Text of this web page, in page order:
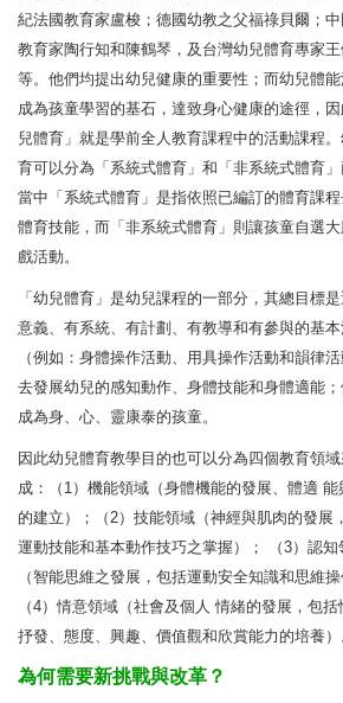
紀法國教育家盧梭；德國幼教之父福祿貝爾；
教育家陶行知和陳鶴琴，及台灣幼兒體育專家王
等。他們均提出幼兒健康的重要性；而幼兒體
成為孩童學習的基石，達致身心健康的途徑，
兒體育」就是學前全人教育課程中的活動課程
育可以分為「系統式體育」和「非系統式體育」
當中「系統式體育」是指依照已編訂的體育課
體育技能，而「非系統式體育」則讓孩童自選
戲活動。
「幼兒體育」是幼兒課程的一部分，其總目標
意義、有系統、有計劃、有教導和有參與的基本
（例如：身體操作活動、用具操作活動和韻律活
去發展幼兒的感知動作、身體技能和身體適能
成為身、心、靈康泰的孩童。
因此幼兒體育教學目的也可以分為四個教育領域
成：（1）機能領域（身體機能的發展、體適 能
的建立）；（2）技能領域（神經與肌肉的發展
運動技能和基本動作技巧之掌握）； （3）認知
（智能思維之發展，包括運動安全知識和思維操
（4）情意領域（社會及個人 情緒的發展，包括
抒發、態度、興趣、價值觀和欣賞能力的培養）
為何需要新挑戰與改革？